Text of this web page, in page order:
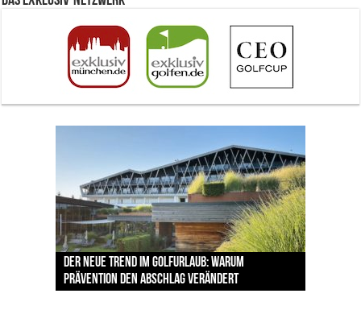
Der neue Trend im Golfurlaub: Warum
Prävention den Abschlag verändert
Luštica Bay baut Montenegros erste Golf-
Community weiter aus
Vom 85. Platz zur Claret Jug: Neuseeländer
schreibt bei The Open Geschichte
Claret Jug: Warum Scottie Scheffler die
berühmteste Golftrophäe zurückgeben muss
The Open 2026 in Royal Birkdale: Warum der
traditionsreiche Linksplatz zu den größten
Herausforderungen im Golfsport zählt